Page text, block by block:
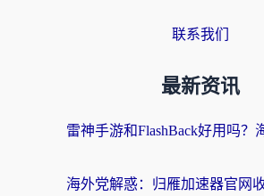
联系我们
最新资讯